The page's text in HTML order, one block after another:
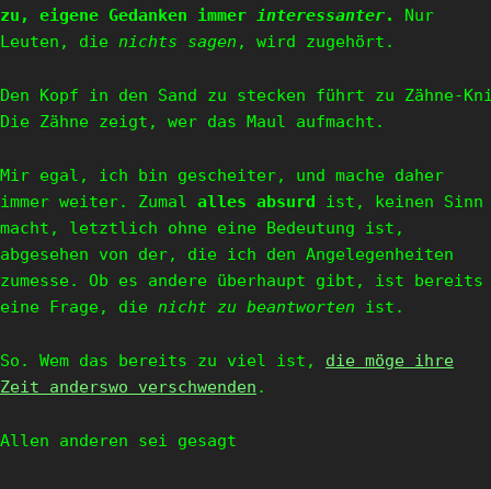
zu, eigene Gedanken immer interessanter. Nur
Leuten, die nichts sagen , wird zugehört.
Den Kopf in den Sand zu stecken führt zu Zähne-
Die Zähne zeigt, wer das Maul aufmacht.
Mir egal, ich bin gescheiter, und mache daher
immer weiter. Zumal alles absurd ist, keinen Sinn
macht, letztlich ohne eine Bedeutung ist,
abgesehen von der, die ich den Angelegenheiten
zumesse. Ob es andere überhaupt gibt, ist bereits
eine Frage, die nicht zu beantworten ist.
So. Wem das bereits zu viel ist, die möge ihre
Zeit anderswo verschwenden .
Allen anderen sei gesagt